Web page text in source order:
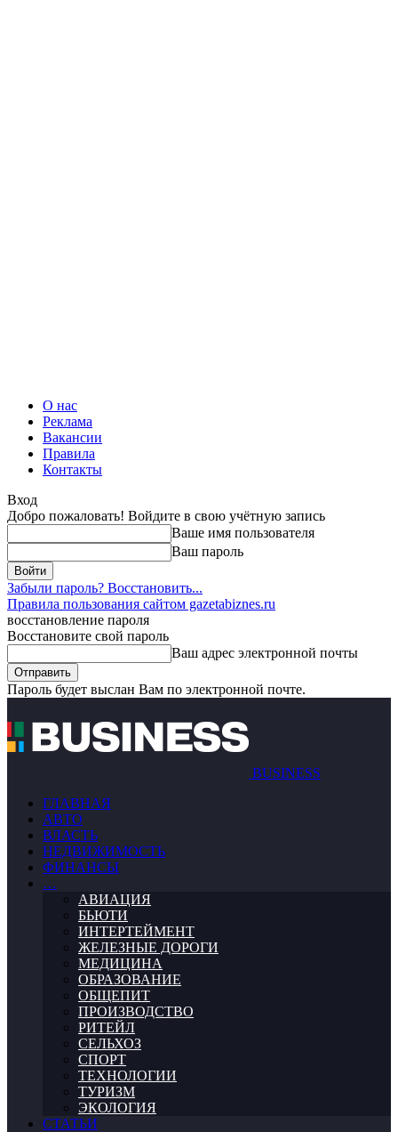
О нас
Реклама
Вакансии
Правила
Контакты
Вход
Добро пожаловать! Войдите в свою учётную запись
Ваше имя пользователя
Ваш пароль
Забыли пароль? Восстановить...
Правила пользования сайтом gazetabiznes.ru
восстановление пароля
Восстановите свой пароль
Ваш адрес электронной почты
Пароль будет выслан Вам по электронной почте.
BUSINESS
ГЛАВНАЯ
АВТО
ВЛАСТЬ
НЕДВИЖИМОСТЬ
ФИНАНСЫ
…
АВИАЦИЯ
БЬЮТИ
ИНТЕРТЕЙМЕНТ
ЖЕЛЕЗНЫЕ ДОРОГИ
МЕДИЦИНА
ОБРАЗОВАНИЕ
ОБЩЕПИТ
ПРОИЗВОДСТВО
РИТЕЙЛ
СЕЛЬХОЗ
СПОРТ
ТЕХНОЛОГИИ
ТУРИЗМ
ЭКОЛОГИЯ
СТАТЬИ